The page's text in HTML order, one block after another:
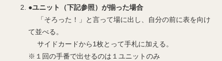
●ユニット（下記参照）が揃った場合
「そろった！」と言って場に出し、自分の前に表を向け
て並べる。
サイドカードから1枚とって手札に加える。
※１回の手番で出せるのは１ユニットのみ